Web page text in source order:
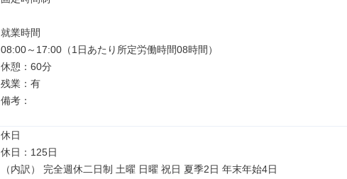
就業時間
08:00～17:00（1日あたり所定労働時間08時間）
休憩：60分
残業：有
備考：
休日
休日：125日
（内訳） 完全週休二日制 土曜 日曜 祝日 夏季2日 年末年始4日